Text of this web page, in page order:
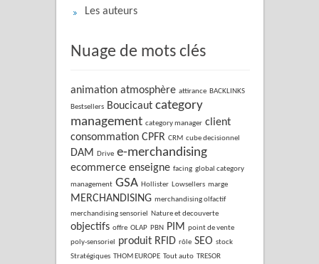
Les auteurs
Nuage de mots clés
animation atmosphère attirance BACKLINKS
Bestsellers Boucicaut category
management category manager client
consommation CPFR CRM cube decisionnel
DAM Drive e-merchandising
ecommerce enseigne facing global category
management GSA Hollister Lowsellers marge
MERCHANDISING merchandising olfactif
merchandising sensoriel Nature et decouverte
objectifs offre OLAP PBN PIM point de vente
poly-sensoriel produit RFID rôle SEO stock
Stratégiques THOM EUROPE Tout auto TRESOR